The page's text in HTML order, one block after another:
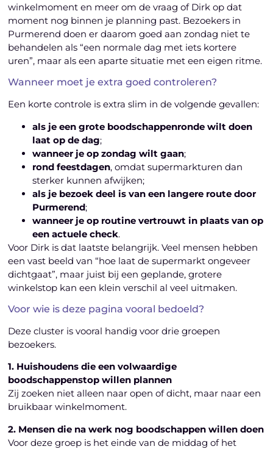
winkelmoment en meer om de vraag of Dirk op dat
moment nog binnen je planning past. Bezoekers in
Purmerend doen er daarom goed aan zondag niet te
behandelen als “een normale dag met iets kortere
uren”, maar als een aparte situatie met een eigen ritme.
Wanneer moet je extra goed controleren?
Een korte controle is extra slim in de volgende gevallen:
als je een grote boodschappenronde wilt doen
laat op de dag;
wanneer je op zondag wilt gaan;
rond feestdagen, omdat supermarkturen dan
sterker kunnen afwijken;
als je bezoek deel is van een langere route door
Purmerend;
wanneer je op routine vertrouwt in plaats van op
een actuele check.
Voor Dirk is dat laatste belangrijk. Veel mensen hebben
een vast beeld van “hoe laat de supermarkt ongeveer
dichtgaat”, maar juist bij een geplande, grotere
winkelstop kan een klein verschil al veel uitmaken.
Voor wie is deze pagina vooral bedoeld?
Deze cluster is vooral handig voor drie groepen
bezoekers.
1. Huishoudens die een volwaardige
boodschappenstop willen plannen
Zij zoeken niet alleen naar open of dicht, maar naar een
bruikbaar winkelmoment.
2. Mensen die na werk nog boodschappen willen doen
Voor deze groep is het einde van de middag of het